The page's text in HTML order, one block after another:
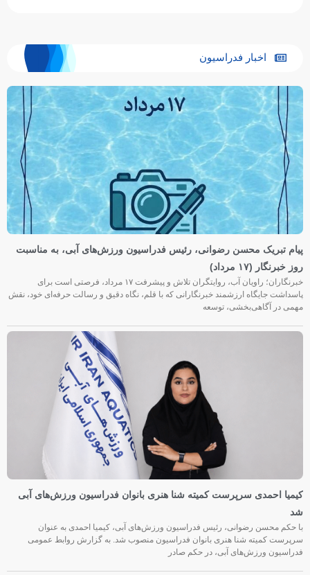
اخبار فدراسیون
پیام تبریک محسن رضوانی، رئیس فدراسیون ورزش‌های آبی، به مناسبت
روز خبرنگار (۱۷ مرداد)
خبرنگاران؛ راویان آب، روایتگران تلاش و پیشرفت ۱۷ مرداد، فرصتی است برای
پاسداشت جایگاه ارزشمند خبرنگارانی که با قلم، نگاه دقیق و رسالت حرفه‌ای خود، نقش
مهمی در آگاهی‌بخشی، توسعه
کیمیا احمدی سرپرست کمیته شنا هنری بانوان فدراسیون ورزش‌های آبی
شد
با حکم محسن رضوانی، رئیس فدراسیون ورزش‌های آبی، کیمیا احمدی به عنوان
سرپرست کمیته شنا هنری بانوان فدراسیون منصوب شد. به گزارش روابط عمومی
فدراسیون ورزش‌های آبی، در حکم صادر